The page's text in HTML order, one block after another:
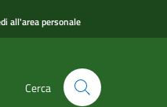
all'area personale
Cerca